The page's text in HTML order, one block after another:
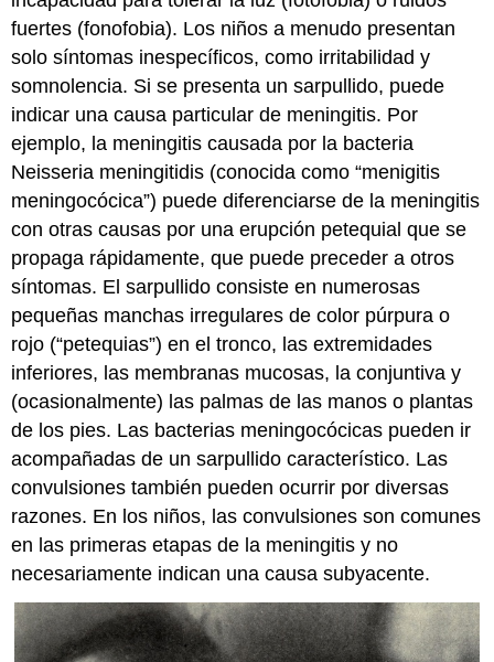
fuertes (fonofobia). Los niños a menudo presentan
solo síntomas inespecíficos, como irritabilidad y
somnolencia. Si se presenta un sarpullido, puede
indicar una causa particular de meningitis. Por
ejemplo, la meningitis causada por la bacteria
Neisseria meningitidis (conocida como “menigitis
meningocócica”) puede diferenciarse de la meningitis
con otras causas por una erupción petequial que se
propaga rápidamente, que puede preceder a otros
síntomas. El sarpullido consiste en numerosas
pequeñas manchas irregulares de color púrpura o
rojo (“petequias”) en el tronco, las extremidades
inferiores, las membranas mucosas, la conjuntiva y
(ocasionalmente) las palmas de las manos o plantas
de los pies. Las bacterias meningocócicas pueden ir
acompañadas de un sarpullido característico. Las
convulsiones también pueden ocurrir por diversas
razones. En los niños, las convulsiones son comunes
en las primeras etapas de la meningitis y no
necesariamente indican una causa subyacente.